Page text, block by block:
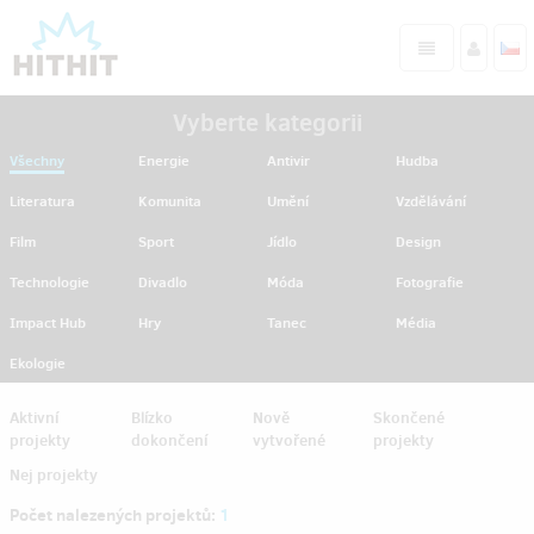
Všechny Energie Antivir
Hudba
Literatura
Komunita Umění
Vzdělávání
Film
Sport Jídlo
Design
Technologie
Divadlo Móda
Fotografie
Impact Hub
Hry Tanec
Média
Ekologie
Aktivní
projekty
Blízko
dokončení
Nově
vytvořené
Skončené
projekty
Nej projekty
Počet nalezených projektů: 1